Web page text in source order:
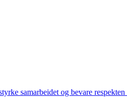
samarbeidet og bevare